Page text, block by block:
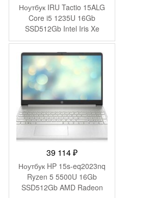
Ноутбук IRU Tactio 15ALG
Core i5 1235U 16Gb
SSD512Gb Intel Iris Xe
graphics 15.6″ IPS FHD
(1920×1080) Windows 11
Pro 64 black WiFi BT Cam
4500mAh (2019269)
39 114₽
Ноутбук HP 15s-eq2023nq
Ryzen 5 5500U 16Gb
SSD512Gb AMD Radeon